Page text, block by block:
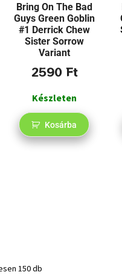
Bring On The Bad
Guys Green Goblin
#1 Derrick Chew
Sister Sorrow
Variant
2590Ft
Készleten
Kosárba
150 db